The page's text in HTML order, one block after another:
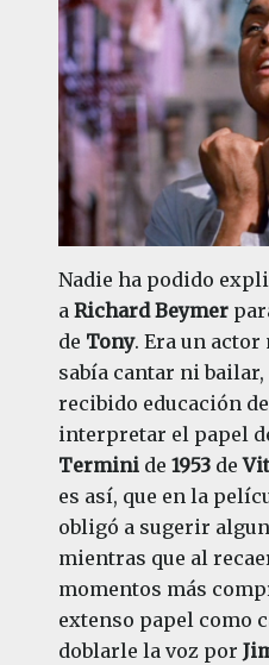
Nadie ha podido
a Richard Beymer
de Tony. Era un
sabía cantar ni bailar,
recibido educación
interpretar el papel
Terminide 1953 de
es así, que en la
obligó a sugerir
mientras que al
momentos más
extenso papel como
doblarle la voz por